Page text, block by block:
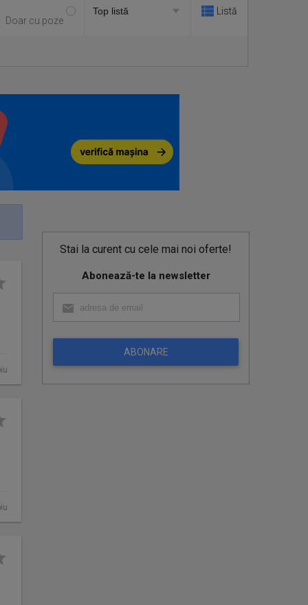
Doar cu poze
Listă
Stai la curent cu cele mai noi oferte!
Abonează-te la newsletter
ABONARE